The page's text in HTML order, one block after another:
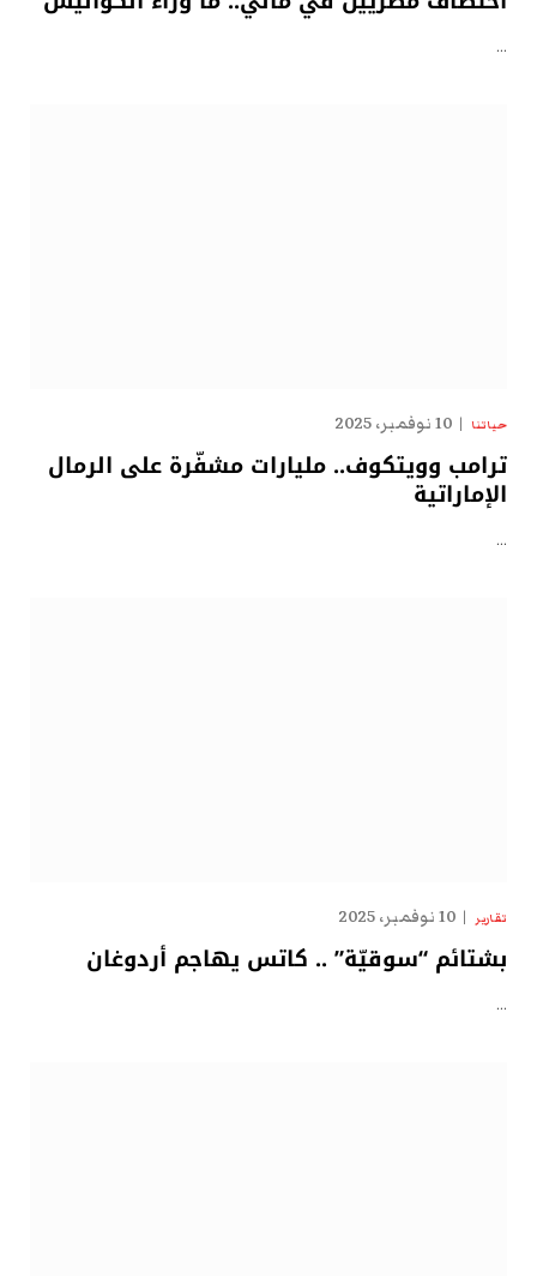
…
حياتنا 10 نوفمبر، 2025
ترامب وويتكوف.. مليارات مشفّرة على الرمال
الإماراتية
…
تقارير 10 نوفمبر، 2025
بشتائم “سوقيّة” .. كاتس يهاجم أردوغان
…